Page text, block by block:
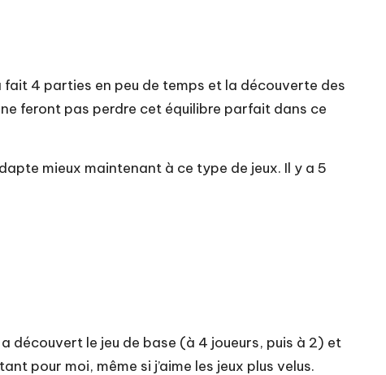
fait 4 parties en peu de temps et la découverte des
feront pas perdre cet équilibre parfait dans ce
mieux maintenant à ce type de jeux. Il y a 5
découvert le jeu de base (à 4 joueurs, puis à 2) et
pour moi, même si j’aime les jeux plus velus.